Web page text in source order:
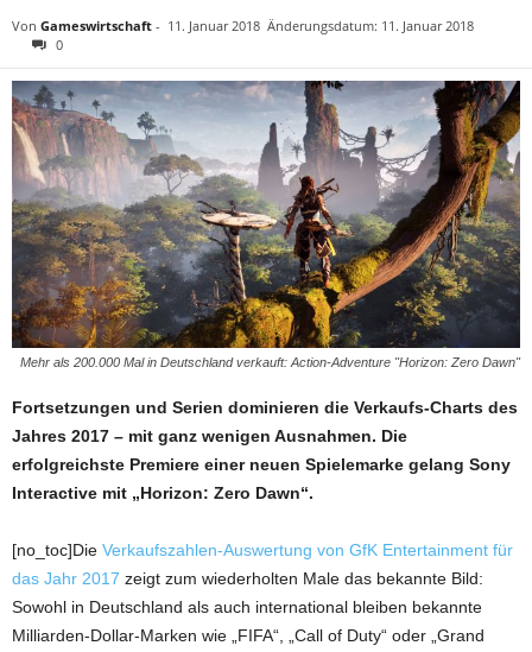
Von Gameswirtschaft - 11. Januar 2018 Änderungsdatum: 11. Januar 2018
0
Mehr als 200.000 Mal in Deutschland verkauft: Action-Adventure "Horizon: Zero Dawn"
Fortsetzungen und Serien dominieren die Verkaufs-Charts des
Jahres 2017 – mit ganz wenigen Ausnahmen. Die
erfolgreichste Premiere einer neuen Spielemarke gelang Sony
Interactive mit „Horizon: Zero Dawn“.
[no_toc]Die Verkaufszahlen-Auswertung von GfK Entertainment für
das Jahr 2017 zeigt zum wiederholten Male das bekannte Bild:
Sowohl in Deutschland als auch international bleiben bekannte
Milliarden-Dollar-Marken wie „FIFA“, „Call of Duty“ oder „Grand